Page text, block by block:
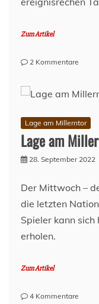
Zum Artikel
2 Kommentare
Lage am Millerntor
Lage am
28. September 2022
Der Mittwoch –
die letzten
Spieler kann
erholen.
Zum Artikel
4 Kommentare